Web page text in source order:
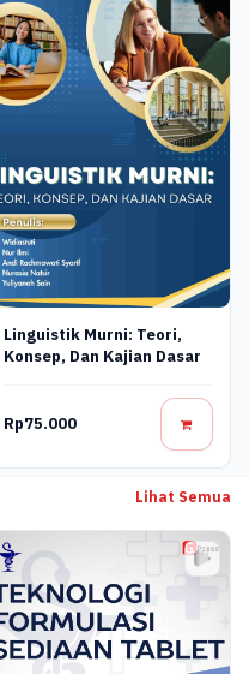
Linguistik Murni: Teori,
Konsep, Dan Kajian Dasar
Rp75.000
Lihat Semua